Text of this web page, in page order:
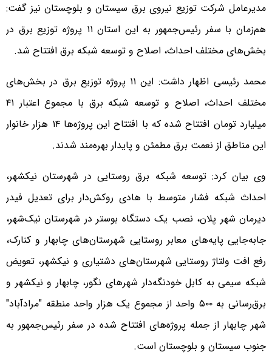
مدیرعامل شرکت توزیع نیروی برق سیستان و بلوچستان نیز گفت:
هم‌زمان با سفر رئیس‌جمهور به این استان ۱۱ پروژه توزیع برق در
بخش‌های مختلف احداث، اصلاح و توسعه شبکه برق افتتاح شد.
محمد رئیسی اظهار داشت: این ۱۱ پروژه توزیع برق در بخش‌های
مختلف احداث، اصلاح و توسعه شبکه برق با مجموع اعتبار ۴۱
میلیارد تومان افتتاح شده که با افتتاح این پروژه‌ها ۱۴ هزار خانوار
این مناطق از نعمت برق مطمئن و پایدار بهره‌مند شدند.
وی بیان کرد: توسعه شبکه برق روستایی در شهرستان نیکشهر،
احداث شبکه فشار متوسط با هادی روکش‌دار برای تعدیل فیدر
دیرمان شهر پلان، نصب یک دستگاه بوستر در شهرستان نیک‌شهر،
جابه‌جایی پایه‌های معابر روستایی شهرستان‌های چابهار و کنارک،
رفع افت ولتاژ روستایی شهرستان‌های دشتیاری و نیکشهر، تعویض
شبکه سیمی به کابل خودنگه‌دار شهرهای نگور، چابهار و نیکشهر و
برق‌رسانی به ۵۰۰ واحد از مجموع یک هزار واحد منطقه "مرادآباد"
شهر چابهار از جمله پروژه‌های افتتاح شده در سفر رئیس‌جمهور به
جنوب سیستان و بلوچستان است.